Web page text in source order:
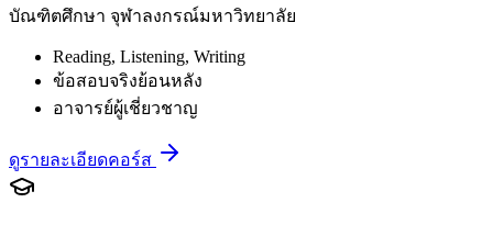
บัณฑิตศึกษา จุฬาลงกรณ์มหาวิทยาลัย
Reading, Listening, Writing
ข้อสอบจริงย้อนหลัง
อาจารย์ผู้เชี่ยวชาญ
ดูรายละเอียดคอร์ส